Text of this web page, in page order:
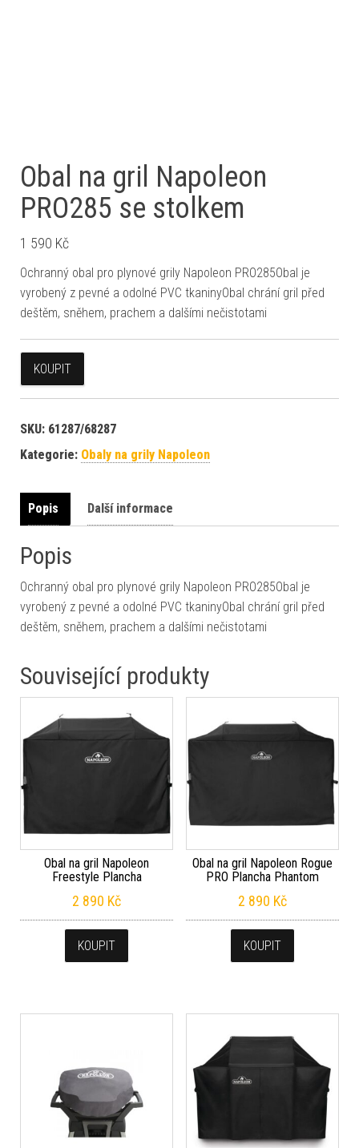
Obal na gril Napoleon
PRO285 se stolkem
1 590 Kč
Ochranný obal pro plynové grily Napoleon PRO285Obal je
vyrobený z pevné a odolné PVC tkaninyObal chrání gril před
deštěm, sněhem, prachem a dalšími nečistotami
KOUPIT
SKU: 61287/68287
Kategorie: Obaly na grily Napoleon
Popis Další informace
Popis
Ochranný obal pro plynové grily Napoleon PRO285Obal je
vyrobený z pevné a odolné PVC tkaninyObal chrání gril před
deštěm, sněhem, prachem a dalšími nečistotami
Související produkty
Obal na gril Napoleon
Freestyle Plancha
2 890 Kč
KOUPIT
Obal na gril Napoleon Rogue
PRO Plancha Phantom
2 890 Kč
KOUPIT